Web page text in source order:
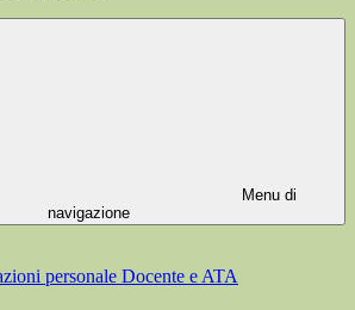
Menu di
navigazione
personale Docente e ATA